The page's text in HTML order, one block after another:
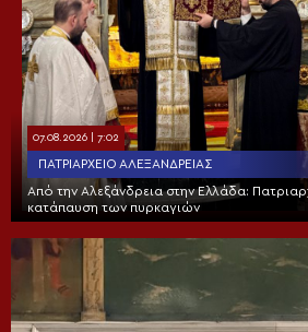
07.08.2026 | 7:02
ΠΑΤΡΙΑΡΧΕΊΟ ΑΛΕΞΑΝΔΡΕΊΑΣ
Από την Αλεξάνδρεια στην Ελλάδα:
κατάπαυση των πυρκαγιών